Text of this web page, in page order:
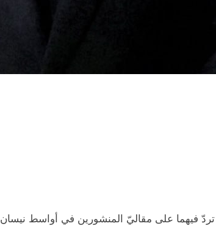
المنشورين في أواسط نيسان ٢٠٢٦، أضع بين يديك هذه الملاحظات: